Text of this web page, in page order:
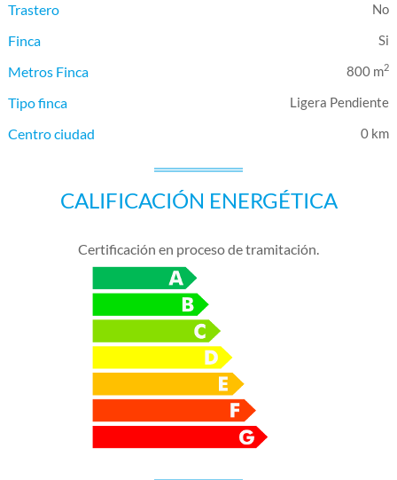
Trastero
Finca
Metros Finca
800 m2
Tipo finca Ligera Pendiente
Centro ciudad 0 km
CALIFICACIÓN ENERGÉTICA
Certificación en proceso de tramitación.